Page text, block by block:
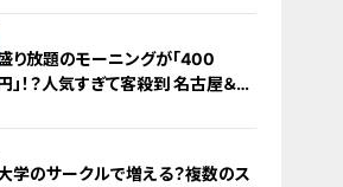
り放題のモーニングが「400
」！？人気すぎて客殺到 名古屋＆岐
学のサークルで増える？複数のス